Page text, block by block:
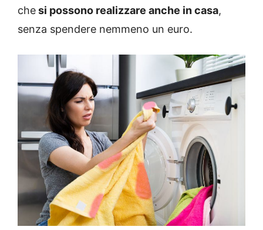
chesi possono realizzare anche in casa,
senza spendere nemmeno un euro.